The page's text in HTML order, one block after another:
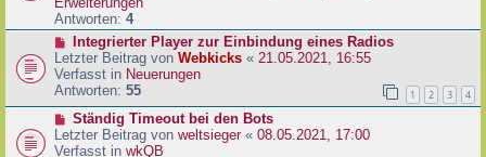
t
r
a
g
r
B
e
i
t
r
a
g
Antworten: 4
N
e
u
e
r
B
e
Integrierter Player zur Einbindung eines Radios
Letzter Beitrag von Webkicks « 21.05.2021, 16:55
Verfasst in Neuerungen
Antworten: 55 1 2 3 4
N
e
u
Ständig Timeout bei den Bots
Letzter Beitrag von weltsieger« 08.05.2021, 17:00
Verfasst in wkQB